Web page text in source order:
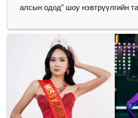
алсын одод” шоу нэвтрүүлгийн